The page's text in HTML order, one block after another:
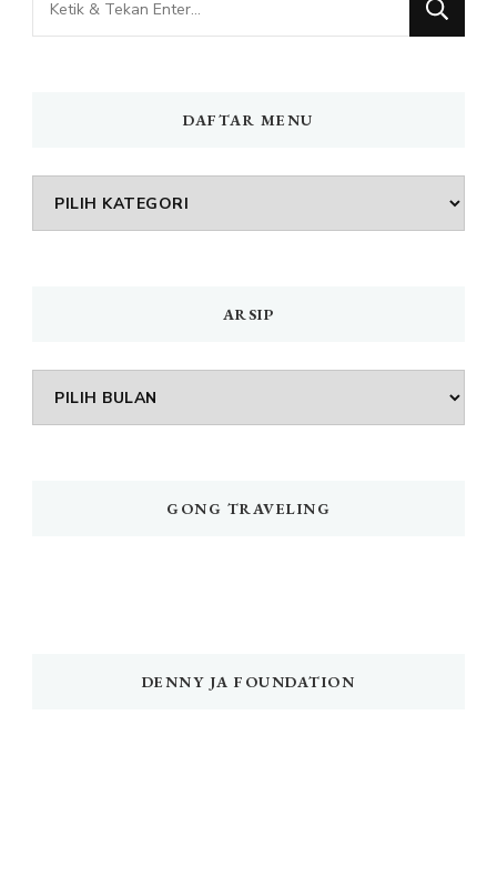
Sesuatu?
DAFTAR MENU
DAFTAR
MENU
ARSIP
Arsip
GONG TRAVELING
DENNY JA FOUNDATION